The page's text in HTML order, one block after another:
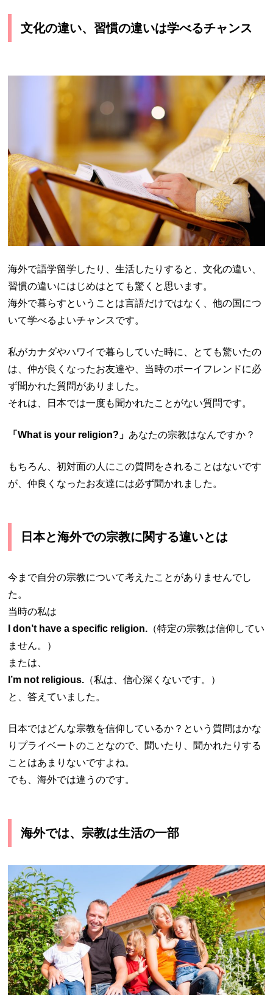
文化の違い、習慣の違いは学べるチャンス
海外で語学留学したり、生活したりすると、文化の違い、
習慣の違いにはじめはとても驚くと思います。
海外で暮らすということは言語だけではなく、他の国につ
いて学べるよいチャンスです。
私がカナダやハワイで暮らしていた時に、とても驚いたの
は、仲が良くなったお友達や、当時のボーイフレンドに必
ず聞かれた質問がありました。
それは、日本では一度も聞かれたことがない質問です。
「What is your religion?」 あなたの宗教はなんですか？
もちろん、初対面の人にこの質問をされることはないです
が、仲良くなったお友達には必ず聞かれました。
日本と海外での宗教に関する違いとは
今まで自分の宗教について考えたことがありませんでし
た。
当時の私は
I don’t have a specific religion. （特定の宗教は信仰してい
ません。）
または、
I’m not religious. （私は、信心深くないです。）
と、答えていました。
日本ではどんな宗教を信仰しているか？という質問はかな
りプライベートのことなので、聞いたり、聞かれたりする
ことはあまりないですよね。
でも、海外では違うのです。
海外では、宗教は生活の一部